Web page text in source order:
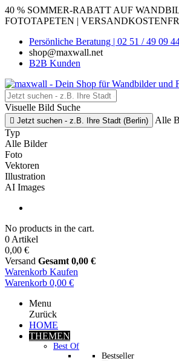
40 % SOMMER-RABATT AUF
FOTOTAPETEN |
Persönliche Beratung | 02 51 / 49 09
shop@maxwall.net
B2B Kunden
Visuelle Bild Suche
 Jetzt suchen - z.B. Ihre Stadt (Berlin)
Alle
Typ
Alle Bilder
Foto
Vektoren
Illustration
AI Images
No products in the cart.
0 Artikel
0,00 €
Versand Gesamt 0,00 €
Warenkorb Kaufen
Warenkorb 0,00 €
Menu
Zurück
HOME
THEMEN
Best Of
Bestseller